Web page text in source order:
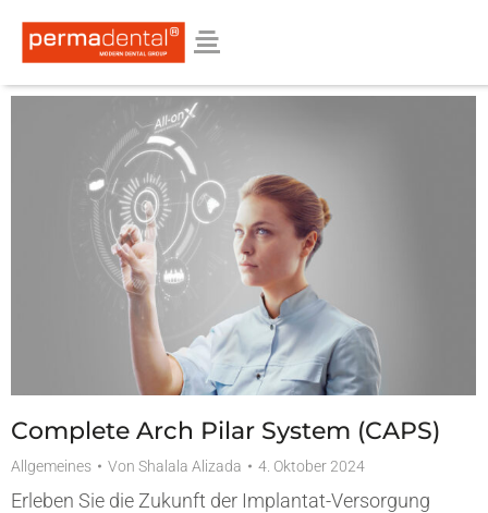
Complete Arch Pilar System (CAPS)
Allgemeines Von Shalala Alizada 4. Oktober 2024
Erleben Sie die Zukunft der Implantat-Versorgung